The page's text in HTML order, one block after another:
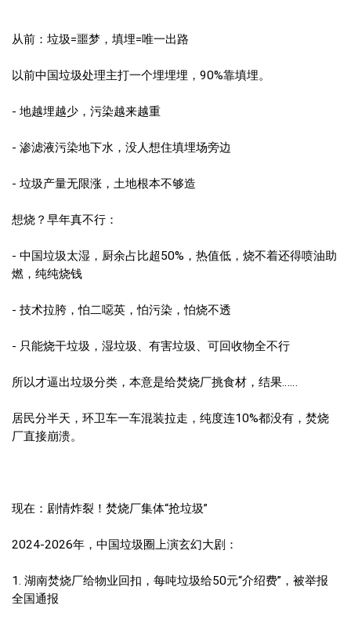
从前：垃圾=噩梦，填埋=唯一出路
以前中国垃圾处理主打一个埋埋埋，90%靠填埋。
- 地越埋越少，污染越来越重
- 渗滤液污染地下水，没人想住填埋场旁边
- 垃圾产量无限涨，土地根本不够造
想烧？早年真不行：
- 中国垃圾太湿，厨余占比超50%，热值低，烧不着还得喷油助
燃，纯纯烧钱
- 技术拉胯，怕二噁英，怕污染，怕烧不透
- 只能烧干垃圾，湿垃圾、有害垃圾、可回收物全不行
所以才逼出垃圾分类，本意是给焚烧厂挑食材，结果……
居民分半天，环卫车一车混装拉走，纯度连10%都没有，焚烧
厂直接崩溃。
现在：剧情炸裂！焚烧厂集体“抢垃圾”
2024-2026年，中国垃圾圈上演玄幻大剧：
1. 湖南焚烧厂给物业回扣，每吨垃圾给50元“介绍费”，被举报
全国通报